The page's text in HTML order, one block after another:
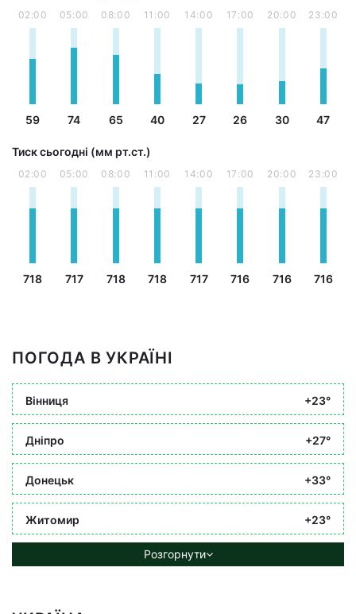
02:00
59
05:00
74
08:00
65
11:00
40
14:00
27
17:00
26
20:00
30
23:00
47
Тиск сьогодні (мм рт.ст.)
02:00
718
05:00
717
08:00
718
11:00
718
14:00
717
17:00
716
20:00
716
23:00
716
ПОГОДА В УКРАЇНІ
Вінниця +23°
Дніпро +27°
Донецьк +33°
Житомир +23°
Розгорнути